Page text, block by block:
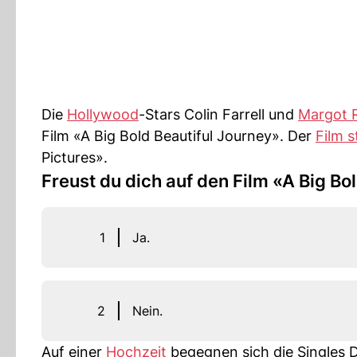
Die Hollywood-Stars Colin Farrell und Margot
Film «A Big Bold Beautiful Journey». Der Film
Pictures».
Freust du dich auf den Film «A Big
1 Ja.
2 Nein.
Auf einer Hochzeit begegnen sich die Singles